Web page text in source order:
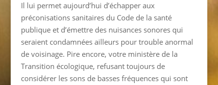
Il lui permet aujourd’hui d’échapper aux
préconisations sanitaires du Code de la santé
publique et d’émettre des nuisances sonores qui
seraient condamnées ailleurs pour trouble anormal
de voisinage. Pire encore, votre ministère de la
Transition écologique, refusant toujours de
considérer les sons de basses fréquences qui sont